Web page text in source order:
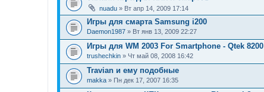
nuadu » Вт апр 14, 2009 17:14
Игры для смарта Samsung i200
Daemon1987 » Вт янв 13, 2009 22:27
Игры для WM 2003 For Smartphone - Qtek 8200
trushechkin » Чт май 08, 2008 16:42
Travian и ему подобные
makka » Пн дек 17, 2007 16:35